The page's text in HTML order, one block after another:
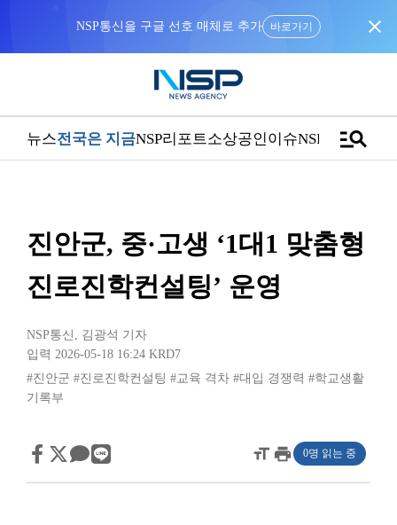
NSP통신을 구글 선호 매체로 추가 바로가기 close
뉴스전국은 지금NSP리포트소상공인이슈NSPTVmanage_search
진안군, 중·고생 ‘1대1 맞춤형
진로진학컨설팅’ 운영
NSP통신 , 김광석 기자
입력 2026-05-18 16:24 KRD7
#진안군 #진로진학컨설팅 #교육 격차 #대입 경쟁력 #학교생활
기록부
format_sizeprint 0명 읽는 중